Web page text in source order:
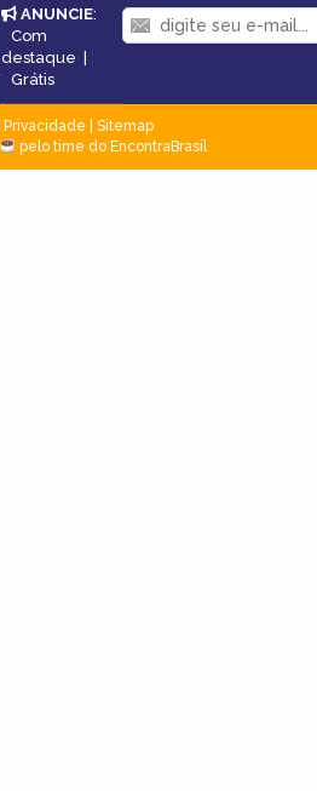
ANUNCIE:
Com
destaque
Grátis
Privacidade
Sitemap
pelo time do EncontraBrasil